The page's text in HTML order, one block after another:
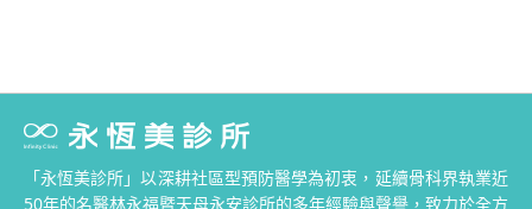
「永恆美診所」以深耕社區型預防醫學為初衷，延續骨科界執業近
50年的名醫林永福暨天母永安診所的多年經驗與聲譽，致力於全方